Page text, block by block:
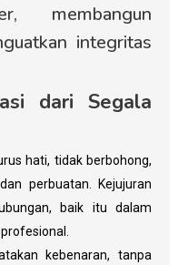
membangun
integritas
dari Segala
hati, tidak berbohong,
perbuatan. Kejujuran
baik itu dalam
kebenaran, tanpa